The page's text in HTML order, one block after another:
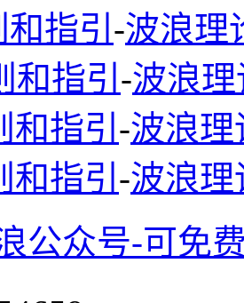
指引 -波浪理
指引 -波浪
指引 -波浪
指引 -波浪理
公众号-可免